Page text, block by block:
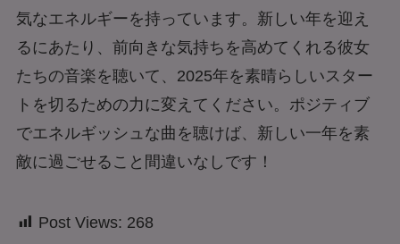
気なエネルギーを持っています。新しい年を迎え
るにあたり、前向きな気持ちを高めてくれる彼女
たちの音楽を聴いて、2025年を素晴らしいスター
トを切るための力に変えてください。ポジティブ
でエネルギッシュな曲を聴けば、新しい一年を素
敵に過ごせること間違いなしです！
Post Views: 268